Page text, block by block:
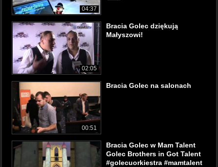
04:37
02:05
Bracia Golec dziękują
Małyszowi!
00:51
Bracia Golec na salonach
Bracia Golec w Mam Talent
Golec Brothers in Got Talent
#golecuorkiestra #mamtalent